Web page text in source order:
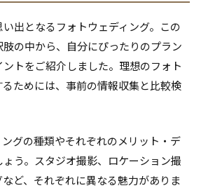
出となるフォトウェディング。この
の中から、自分にぴったりのプラン
トをご紹介しました。理想のフォト
ためには、事前の情報収集と比較検
グの種類やそれぞれのメリット・デ
う。スタジオ撮影、ロケーション撮
ど、それぞれに異なる魅力がありま